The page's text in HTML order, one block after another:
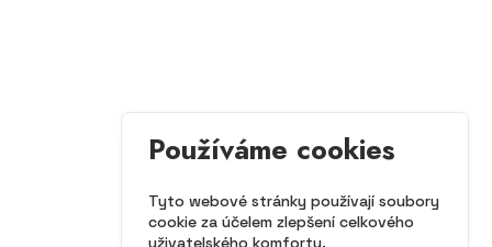
Používáme cookies
Tyto webové stránky používají soubory
cookie za účelem zlepšení celkového
uživatelského komfortu.